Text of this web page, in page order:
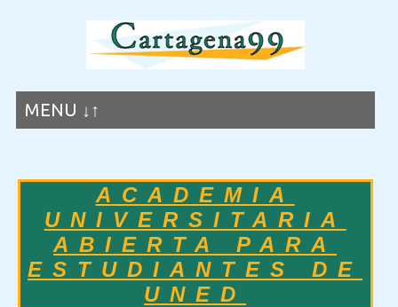
MENU ↓↑
ACADEMIA
UNIVERSITARIA
ABIERTA PARA
ESTUDIANTES DE
UNED